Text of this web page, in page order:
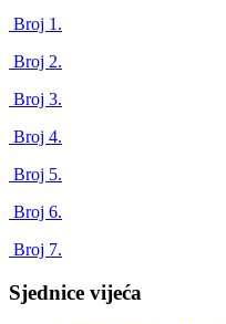
Broj 1.
Broj 2.
Broj 3.
Broj 4.
Broj 5.
Broj 6.
Broj 7.
Sjednice vijeća